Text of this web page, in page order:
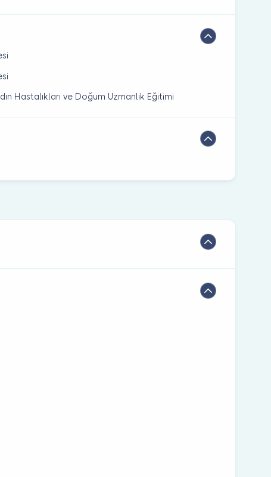
Hastalıkları ve Doğum Uzmanlık Eğitimi